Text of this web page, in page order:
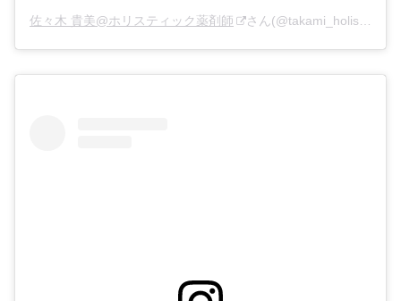
佐々木 貴美@ホリスティック薬剤師 さん(@takami_holistic)がシェアした投稿 –